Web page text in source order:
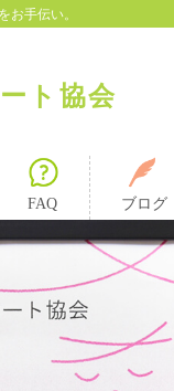
お手伝い。
ト協会
FAQ ブログ